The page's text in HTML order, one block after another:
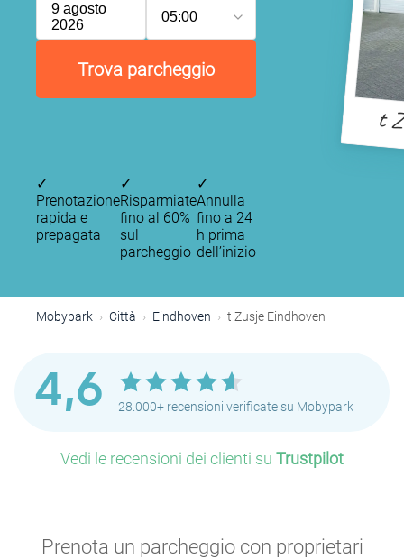
9 agosto
2026
05:00
Trova parcheggio
t
✓
Prenotazione
rapida e
prepagata
✓
Risparmiate
fino al 60%
sul
parcheggio
✓
Annulla
fino a 24
h prima
dell’inizio
Mobypark Città Eindhoven t Zusje Eindhoven
4,6 28.000+ recensioni verificate su Mobypark
Vedi le recensioni dei clienti su Trustpilot
Prenota un parcheggio con proprietari